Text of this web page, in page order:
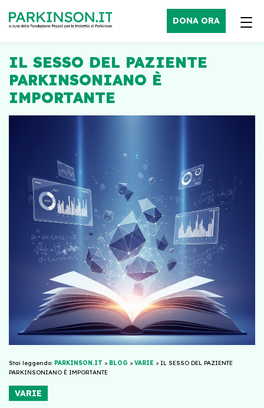
DONA ORA
IL SESSO DEL PAZIENTE
PARKINSONIANO È
IMPORTANTE
Stai leggendo: PARKINSON.IT > BLOG > VARIE > IL SESSO DEL PAZIENTE
PARKINSONIANO È IMPORTANTE
VARIE